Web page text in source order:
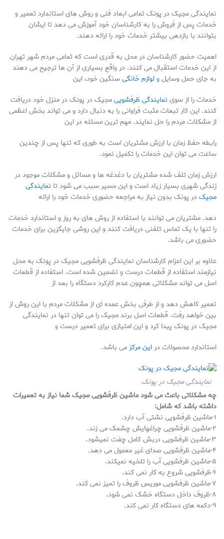
نمایندگی مجیک در پونک تمامی ابعاد فنی و روش های استاندارد تعمیر و
خدمات پس از فروش را به کارشناسان خود آموزش می دهد تا ایشان
بتوانند با بازدهی بیشتر خدمات خود را ارائه دهند.
اهمیت حضور کارشناسان در محل به قدری است که تمامی مردم شهر تهران
از این خدمات استقبال می کنند. در واقع بسیاری از آن ها ترجیح می دهند
به جای حمل وسایل ولوازم خانگیسنگین خود، این
خدمات را از سوی نمایندگی ظرفشوییمجیک در پونک در منزل خود دریافت
کنند. این کار تبعات مثبت فراوانی را به دنبال دارد و می تواند بخش اعظمی
از مشکلات مردم را حل نمایند. مهم ترین مسئله در این
رابطه حفظ زمان با ارزش مشتریان است به طوری که تنها پس از چندین
ساعت می توان این خدمات را تکمیل نمود.
ارزش زمان تلف شده مشتریان با دغدغه ها و مسائل و مشکلات موجود در
زندگی شهری بسیار زیاد است و این مسیر سبب می شود تا نمایندگی
مجیک در پونک بدون نیاز به مراجعه حضوری خدمات خود را ارائه
دهد. مشتریان می توانند با استفاده از روش های به روز و استاندارد خدمات
را تنها با یک تماس تلفنی دریافت کنند و این روشی جایگزین برای خدمات
حضوری می باشد.
علاوه بر این اعزام کارشناسان نمایندگی ظرفشویی مجیک در پونک به محل
نیازمند استفاده از قطعات درست و تضمین شده است. استفاده از قطعات
اصل می تواند مشکلاتی همچون عدم کارکرد دستگاه را بعد از
تعمیر کاهش دهد و از طرفی بخش عمده ای از مشکلات مردم با این روش از
بین خواهد رفت. قطعات اصل برند مجیک را می توان تنها در نمایندگی
مجیک در پونک پیدا کرد و این امتیازی برای تعمیر درست و
استاندارد محصولات دراین مرکزمی باشد.
نمایندگی مجیک در پونک
چه مشکلاتی باعث می شود ماشین ظرفشویی مجیک شما نیاز به تعمیرات
داشته باشد که شامل:
۱-ماشین ظرفشویی نشتی آب دارد.
۲-ماشین ظرفشویی چراغهایش چشمک می زند.
۳-ماشین ظرفشویی دربش کامل چفت نمیشود.
۴-ماشین ظرفشویی صدای غیر معمول می دهد.
۵-ماشین ظرفشویی آب را تلخیه نمیکند.
۶-ظرفشویی شروع به کار نمی کند.
۷-ماشین ظرفشویی موریس ظروف را تمیز نمی کند.
۸-ظروف داخل دستگاه خشک نمی شود.
۹-دکمه های دستگاه کار نمی کند.